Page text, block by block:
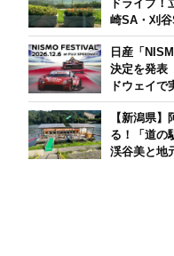
ドライブ！
崎SA・刈
ルメを紹介
日産「
決定を発表
ドウェイで
【新潟県
る！「道の
渓谷美と地